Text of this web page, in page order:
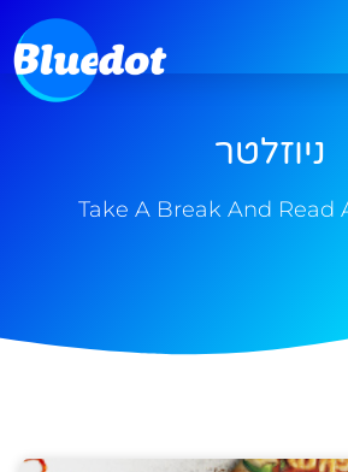
ניוזלטר
Take A Break And Read